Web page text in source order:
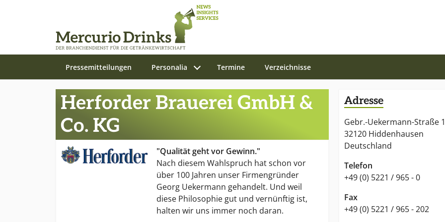
Pressemitteilungen Personalia Termine Verzeichnisse
Herforder Brauerei GmbH &
Co. KG
"Qualität geht vor Gewinn."
Nach diesem Wahlspruch hat schon vor
über 100 Jahren unser Firmengründer
Georg Uekermann gehandelt. Und weil
diese Philosophie gut und vernünftig ist,
halten wir uns immer noch daran.
Adresse
Gebr.-Uekermann-Straße 1
32120 Hiddenhausen
Deutschland
Telefon
+49 (0) 5221 / 965 - 0
Fax
+49 (0) 5221 / 965 - 202